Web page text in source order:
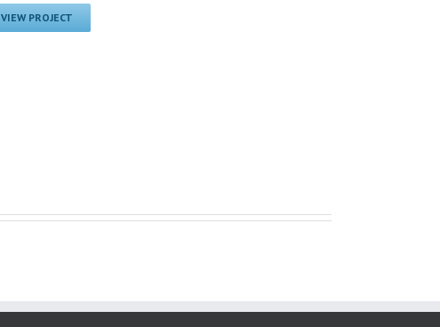
VIEW PROJECT